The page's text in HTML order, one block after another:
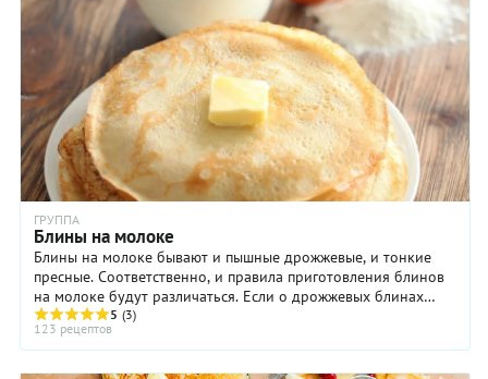
ГРУППА
Блины на молоке
Блины на молоке бывают и пышные дрожжевые, и тонкие
пресные. Соответственно, и правила приготовления блинов
на молоке будут различаться. Если о дрожжевых блинах
написано много и подробно, то рецепты ...
5 (3)
123 рецептов